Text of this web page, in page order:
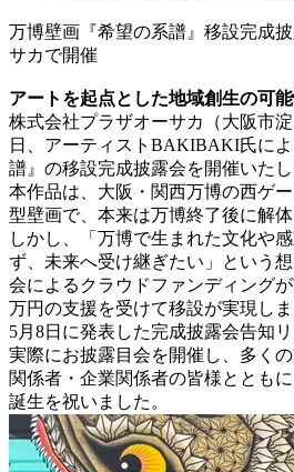
万博壁画『希望の系譜』移設完成
サカで開催
アートを起点とした地域創生の可
株式会社プラザオーサカ（大阪市
日、アーティストBAKIBAKI氏に
譜』の移設完成披露会を開催いたし
本作品は、大阪・関西万博の西ゲ
型壁画で、本来は万博終了後に解体
しかし、「万博で生まれた文化や
ず、未来へ受け継ぎたい」という
会によるクラウドファンディング
万円の支援を受けて移設が実現しま
5月8日に発表した完成披露会告知
実際にお披露目会を開催し、多く
関係者・企業関係者の皆様ととも
誕生を祝いました。